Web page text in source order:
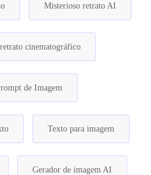
Misterioso retrato AI
cinematográfico
de Imagem
Texto para imagem
Gerador de imagem AI